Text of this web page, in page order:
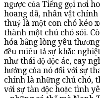
ngược của Tiếng gọi nơi
hoang dã, nhân vật
thuỷ là một con chó kéo
thành một chú chó sói.
hóa bằng lòng yêu
đều miêu tả sự khắc
như thái độ độc ác, cay
hưởng của nó đối với sự
chính là những chú chó,
với sự tàn độc hoặc tình